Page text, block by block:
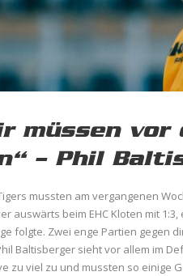
müssen vor
– Phil
mussten am vergangenen
auswärts beim EHC Kloten mit
folgte. Zwei enge Partien gegen
Baltisberger sieht vor allem im
zu viel zu und mussten so einige